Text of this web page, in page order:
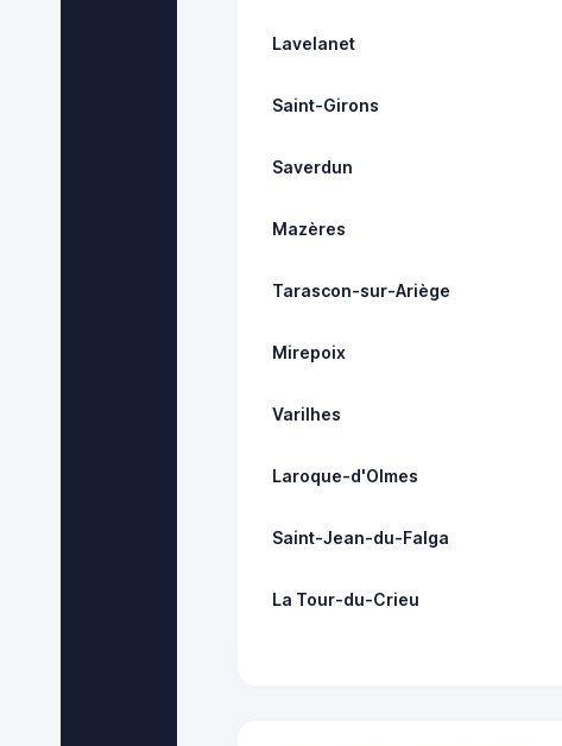
Lavelanet
Saint-Girons
Saverdun
Mazères
Tarascon-sur-Ariège
Mirepoix
Varilhes
Laroque-d'Olmes
Saint-Jean-du-Falga
La Tour-du-Crieu